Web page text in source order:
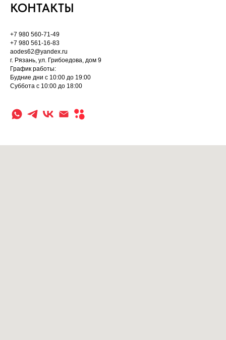
КОНТАКТЫ
+7 980 560-71-49
+7 980 561-16-83
aodes62@yandex.ru
г. Рязань, ул. Грибоедова, дом 9
График работы:
Будние дни с 10:00 до 19:00
Суббота с 10:00 до 18:00